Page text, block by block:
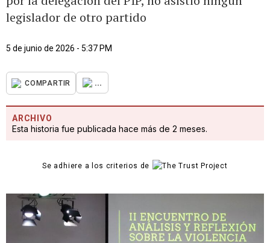
legislador de otro partido
5 de junio de 2026 - 5:37 PM
COMPARTIR ...
ARCHIVO
Esta historia fue publicada hace más de 2 meses.
Se adhiere a los criterios de